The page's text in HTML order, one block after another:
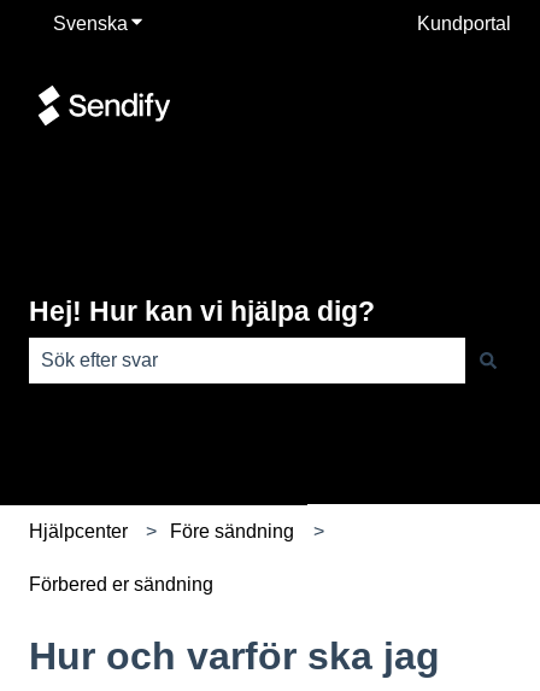
Svenska Visa undermenyer för översättningarKundportal
Hej! Hur kan vi hjälpa dig?
Hjälpcenter Före sändning
Förbered er sändning
Hur och varför ska jag